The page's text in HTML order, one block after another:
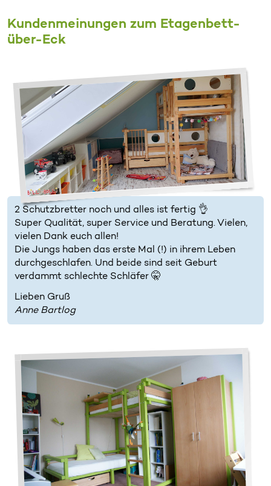
Kundenmeinungen zum Etagenbett-
über-Eck
2 Schutzbretter noch und alles ist fertig 👌
Super Qualität, super Service und Beratung. Vielen,
vielen Dank euch allen!
Die Jungs haben das erste Mal (!) in ihrem Leben
durchgeschlafen. Und beide sind seit Geburt
verdammt schlechte Schläfer 🤫
Lieben Gruß
Anne Bartlog